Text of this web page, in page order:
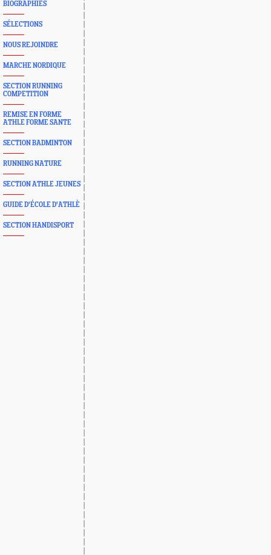
BIOGRAPHIES
SÉLECTIONS
NOUS REJOINDRE
MARCHE NORDIQUE
SECTION RUNNING
COMPETITION
REMISE EN FORME
ATHLE FORME SANTE
SECTION BADMINTON
RUNNING NATURE
SECTION ATHLE JEUNES
GUIDE D'ÉCOLE D'ATHLÈ
SECTION HANDISPORT